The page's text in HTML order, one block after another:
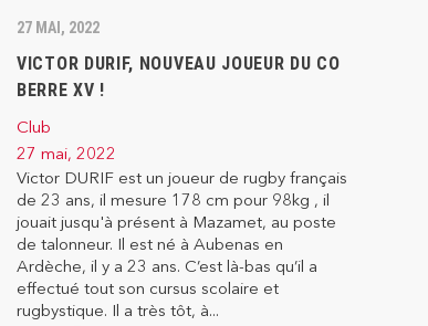
27 MAI, 2022
VICTOR DURIF, NOUVEAU JOUEUR DU CO
BERRE XV !
Club
27 mai, 2022
Victor DURIF est un joueur de rugby français
de 23 ans, il mesure 178 cm pour 98kg , il
jouait jusqu'à présent à Mazamet, au poste
de talonneur. Il est né à Aubenas en
Ardèche, il y a 23 ans. C’est là-bas qu’il a
effectué tout son cursus scolaire et
rugbystique. Il a très tôt, à...